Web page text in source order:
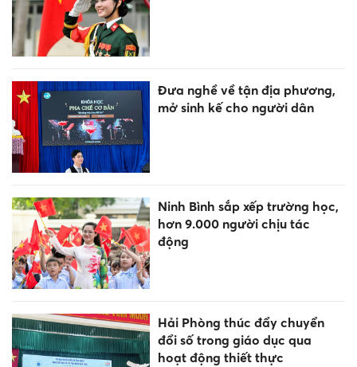
Đưa nghề về tận địa phương,
mở sinh kế cho người dân
Ninh Bình sắp xếp trường học,
hơn 9.000 người chịu tác
động
Hải Phòng thúc đẩy chuyển
đổi số trong giáo dục qua
hoạt động thiết thực